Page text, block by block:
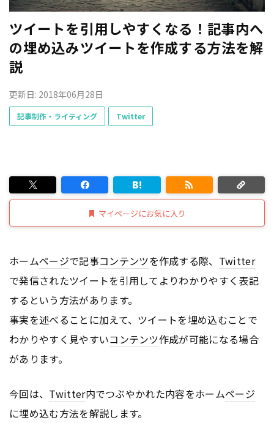
ツイートを引用しやすくなる！記事内へ
の埋め込みツイートを作成する方法を解
説
更新日: 2018年06月28日
記事制作・ライティング Twitter
マイページにお気に入り
ホームページで記事コンテンツを作成する際、 Twitter
で発信されたツイートを引用してよりわかりやすく表記
するという方法があります。
事実を述べることに加えて、ツイートを埋め込むことで
わかりやすく見やすいコンテンツ作成が可能になる場合
があります。
今回は、 Twitter内でつぶやかれた内容をホームページ
に埋め込む方法を解説します。